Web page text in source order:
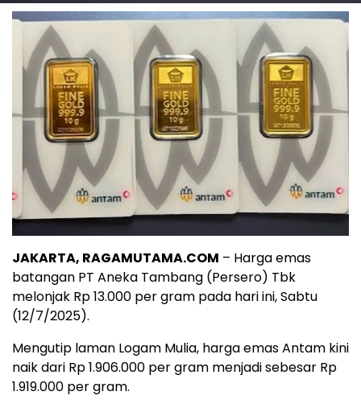
JAKARTA, RAGAMUTAMA.COM – Harga emas
batangan PT Aneka Tambang (Persero) Tbk
melonjak Rp 13.000 per gram pada hari ini, Sabtu
(12/7/2025).
Mengutip laman Logam Mulia, harga emas Antam kini
naik dari Rp 1.906.000 per gram menjadi sebesar Rp
1.919.000 per gram.